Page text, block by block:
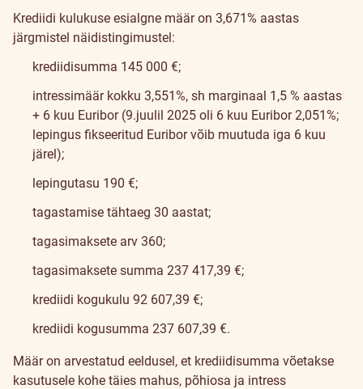
Krediidi kulukuse esialgne määr on 3,671% aastas
järgmistel näidistingimustel:
krediidisumma 145 000 €;
intressimäär kokku 3,551%, sh marginaal 1,5 % aastas
+ 6 kuu Euribor (9.juulil 2025 oli 6 kuu Euribor 2,051%;
lepingus fikseeritud Euribor võib muutuda iga 6 kuu
järel);
lepingutasu 190 €;
tagastamise tähtaeg 30 aastat;
tagasimaksete arv 360;
tagasimaksete summa 237 417,39 €;
krediidi kogukulu 92 607,39 €;
krediidi kogusumma 237 607,39 €.
Määr on arvestatud eeldusel, et krediidisumma võetakse
kasutusele kohe täies mahus, põhiosa ja intress